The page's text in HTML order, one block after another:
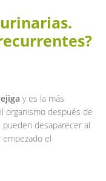
y es la más
organismo después de
desaparecer al
el